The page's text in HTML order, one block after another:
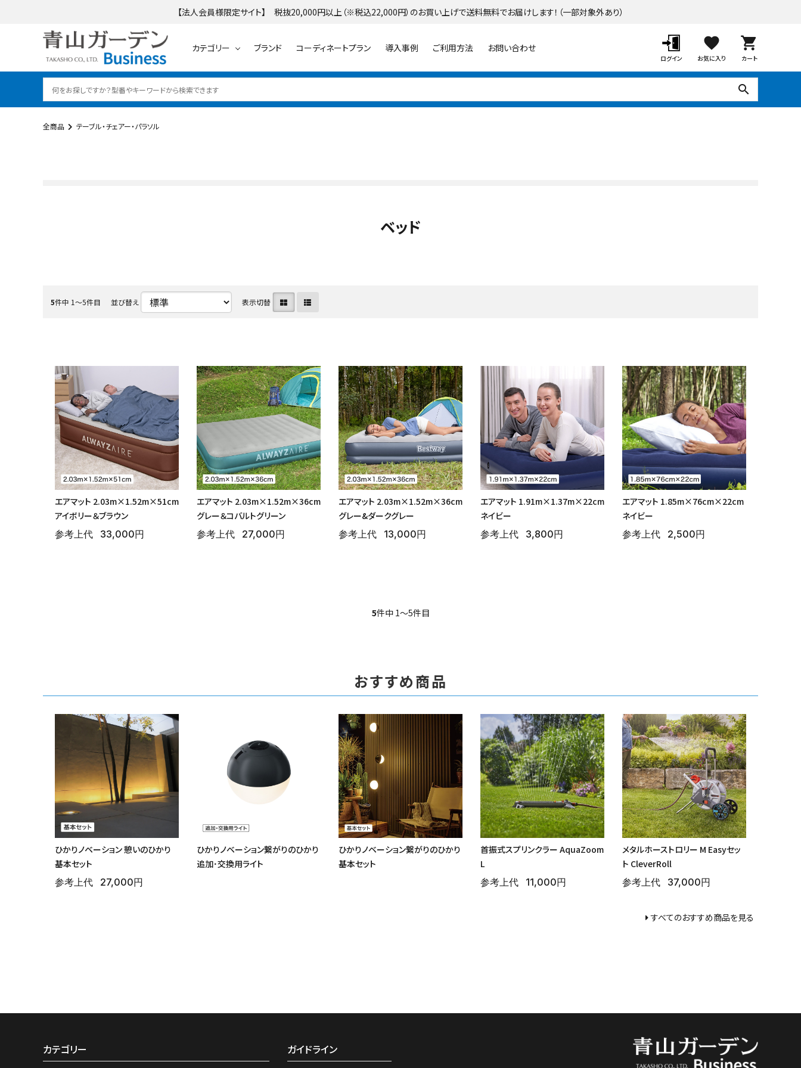
【法人会員様限定サイト】 税抜20,000円以上（※税込22,000円）のお買い上げで送料無料でお届けします！ （一部対象外あり）
カテゴリー ブランド コーディネートプラン 導入事例 ご利用方法 お問い合わせ
ログイン
favorite
お気に入り
shopping_cart
カート
search
search
プライバシーポリシー
全商品 テーブル・チェアー・パラソル
ベッド
5件中 1〜5件目 並び替え 表示切替
エアマット 2.03m×1.52m×51cm
アイボリー＆ブラウン
参考上代
33,000円
エアマット 2.03m×1.52m×36cm
グレー＆コバルトグリーン
参考上代
27,000円
エアマット 2.03m×1.52m×36cm
グレー&ダークグレー
参考上代
13,000円
エアマット 1.91m×1.37m×22cm
ネイビー
参考上代
3,800円
エアマット 1.85m×76cm×22cm
ネイビー
参考上代
2,500円
5件中 1〜5件目
おすすめ商品
ひかりノベーション 憩いのひかり
基本セット
参考上代
27,000円
ひかりノベーション繋がりのひかり
追加･交換用ライト
ひかりノベーション繋がりのひかり
基本セット
首振式スプリンクラー AquaZoom
L
参考上代
11,000円
メタルホーストロリー M Easyセッ
ト CleverRoll
参考上代
37,000円
すべてのおすすめ商品を見る
カテゴリー ガイドライン